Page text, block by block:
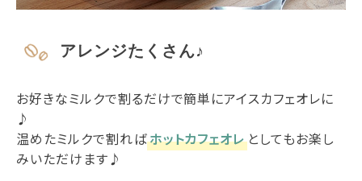
アレンジたくさん♪
お好きなミルクで割るだけで簡単にアイスカフェオレに
♪
温めたミルクで割ればホットカフェオレ としてもお楽し
みいただけます♪